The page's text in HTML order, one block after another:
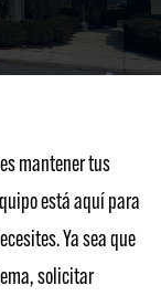
mantener tus
está aquí para
Ya sea que
solicitar